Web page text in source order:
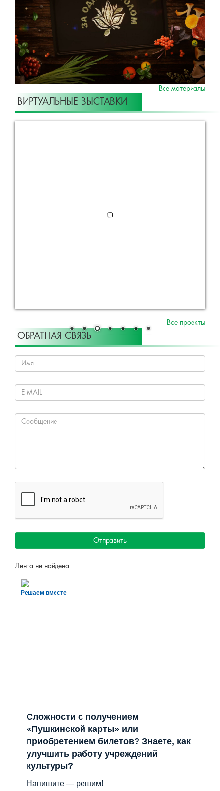
Все материалы
ВИРТУАЛЬНЫЕ ВЫСТАВКИ
Лента не найдена
культуры?
Напишите — решим!
Написать